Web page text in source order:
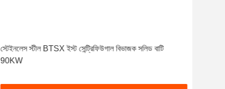
স্টেইনলেস স্টীল BTSX ইস্ট সেন্ট্রিফিউগাল বিভাজক সলিড বাটি
90KW